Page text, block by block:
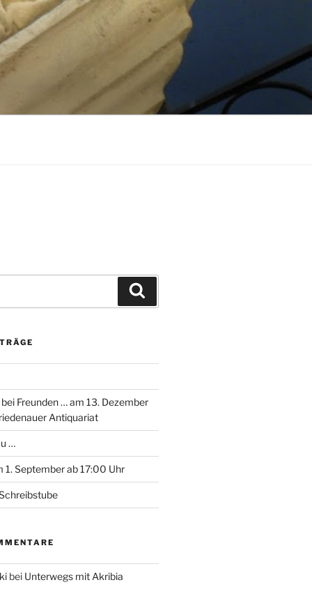
Freunden … am 13. Dezember
Antiquariat
…
1. September ab 17:00 Uhr
bei Unterwegs mit Akribia